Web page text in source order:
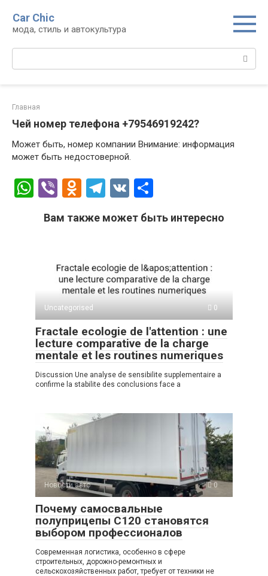
контенту
Car Chic
мода, стиль и автокультура
Поиск:
Главная
Чей номер телефона +79546919242?
Может быть, номер компании Внимание: информация
может быть недостоверной.
W
at
p
Vi
er
O
n
kl
a
ss
ni
ki
T
e
a
m
V
п
а
в
и
ть
Вам также может быть интересно
Uncategorised 0
Fractale ecologie de l'attention : une
lecture comparative de la charge
mentale et les routines numeriques
Discussion Une analyse de sensibilite supplementaire a
confirme la stabilite des conclusions face a
Новости авто 0
Почему самосвальные
полуприцепы C120 становятся
выбором профессионалов
Современная логистика, особенно в сфере
строительных, дорожно-ремонтных и
сельскохозяйственных работ, требует от техники не